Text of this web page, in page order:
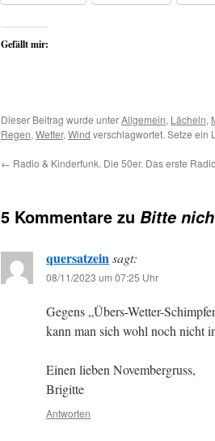
Gefällt mir:
Dieser Beitrag wurde unterAllgemein, Lächeln,
Regen, Wetter, Wind verschlagwortet. Setze ein
← Radio & Kinderfunk. Die 50er. Das erste
5 Kommentare zu Bitte
quersatzeinsagt:
08/11/2023 um 07:25 Uhr
Gegens „Übers-Wetter-
kann man sich wohl noch nicht
Einen lieben Novembergruss,
Brigitte
Antworten